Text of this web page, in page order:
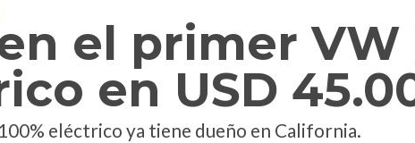
el primer VW
en USD
eléctrico ya tiene dueño en California.